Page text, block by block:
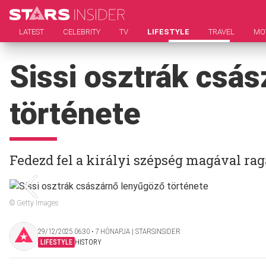
LATEST CELEBRITY TV LIFESTYLE TRAVEL
Sissi osztrák
története
Fedezd fel a királyi szépség magával
© Getty Images
29/12/2025 06:30 ‧ 7 HÓNAPJA | STARSINSIDER
LIFESTYLE HISTORY